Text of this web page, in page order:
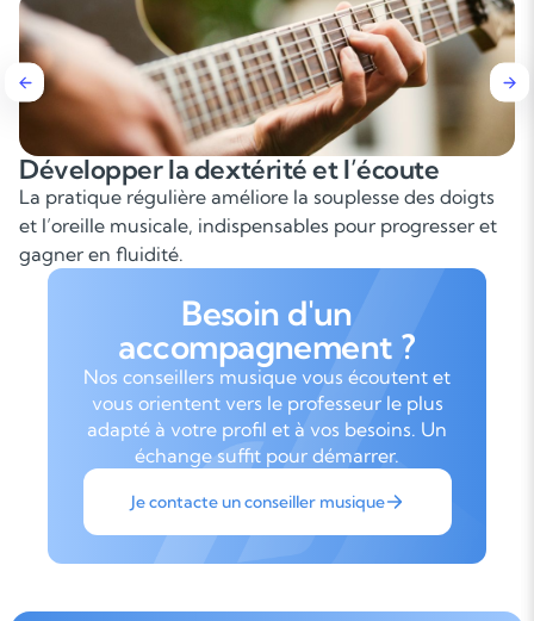
la dextérité et l’écoute
pratique régulière améliore la souplesse des doigts
l’oreille musicale, indispensables pour progresser et
en fluidité.
Besoin d'un
accompagnement ?
Nos conseillers musique vous écoutent et
vous orientent vers le professeur le plus
adapté à votre profil et à vos besoins. Un
échange suffit pour démarrer.
Je contacte un conseiller musique